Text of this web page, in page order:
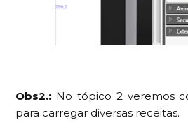
Obs2.: No tópico 2 veremos
para carregar diversas receitas.